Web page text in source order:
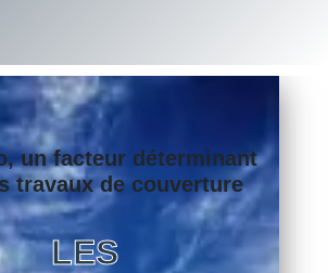
un facteur déterminant
travaux de couverture
LES